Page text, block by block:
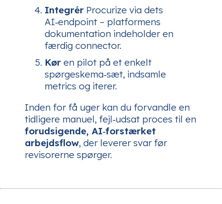
Integrér Procurize via dets
AI‑endpoint – platformens
dokumentation indeholder en
færdig connector.
Kør en pilot på et enkelt
spørgeskema‑sæt, indsamle
metrics og iterer.
Inden for få uger kan du forvandle en
tidligere manuel, fejl‑udsat proces til en
forudsigende, AI‑forstærket
arbejdsflow, der leverer svar før
revisorerne spørger.